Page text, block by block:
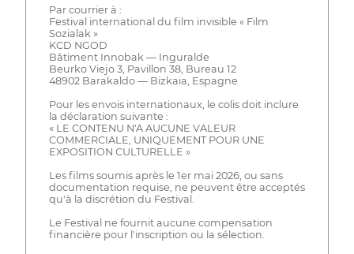
Par courrier à :
Festival international du film invisible « Film
Sozialak »
KCD NGOD
Bâtiment Innobak — Inguralde
Beurko Viejo 3, Pavillon 38, Bureau 12
48902 Barakaldo — Bizkaia, Espagne
Pour les envois internationaux, le colis doit inclure
la déclaration suivante :
« LE CONTENU N'A AUCUNE VALEUR
COMMERCIALE, UNIQUEMENT POUR UNE
EXPOSITION CULTURELLE »
Les films soumis après le 1er mai 2026, ou sans
documentation requise, ne peuvent être acceptés
qu'à la discrétion du Festival.
Le Festival ne fournit aucune compensation
financière pour l'inscription ou la sélection.